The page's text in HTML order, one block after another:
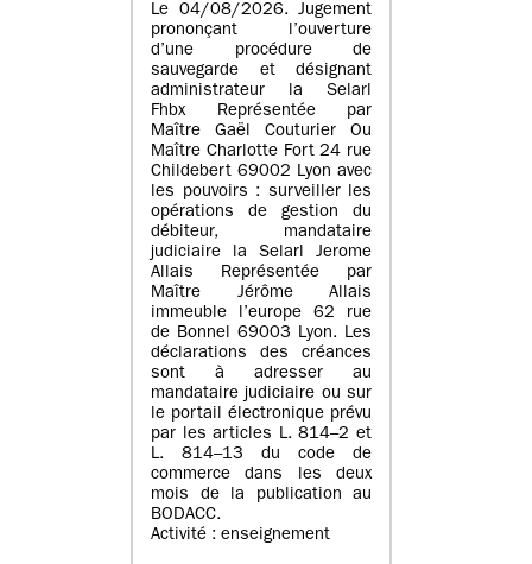
Le 04/08/2026. Jugement
prononçant l’ouverture
d’une procédure de
sauvegarde et désignant
administrateur la Selarl
Fhbx Représentée par
Maître Gaël Couturier Ou
Maître Charlotte Fort 24 rue
Childebert 69002 Lyon avec
les pouvoirs : surveiller les
opérations de gestion du
débiteur, mandataire
judiciaire la Selarl Jerome
Allais Représentée par
Maître Jérôme Allais
immeuble l’europe 62 rue
de Bonnel 69003 Lyon. Les
déclarations des créances
sont à adresser au
mandataire judiciaire ou sur
le portail électronique prévu
par les articles L. 814–2 et
L. 814–13 du code de
commerce dans les deux
mois de la publication au
BODACC.
Activité : enseignement